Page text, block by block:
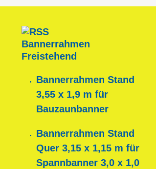
Bannerrahmen
Freistehend
Bannerrahmen Stand
3,55 x 1,9 m für
Bauzaunbanner
Bannerrahmen Stand
Quer 3,15 x 1,15 m für
Spannbanner 3,0 x 1,0